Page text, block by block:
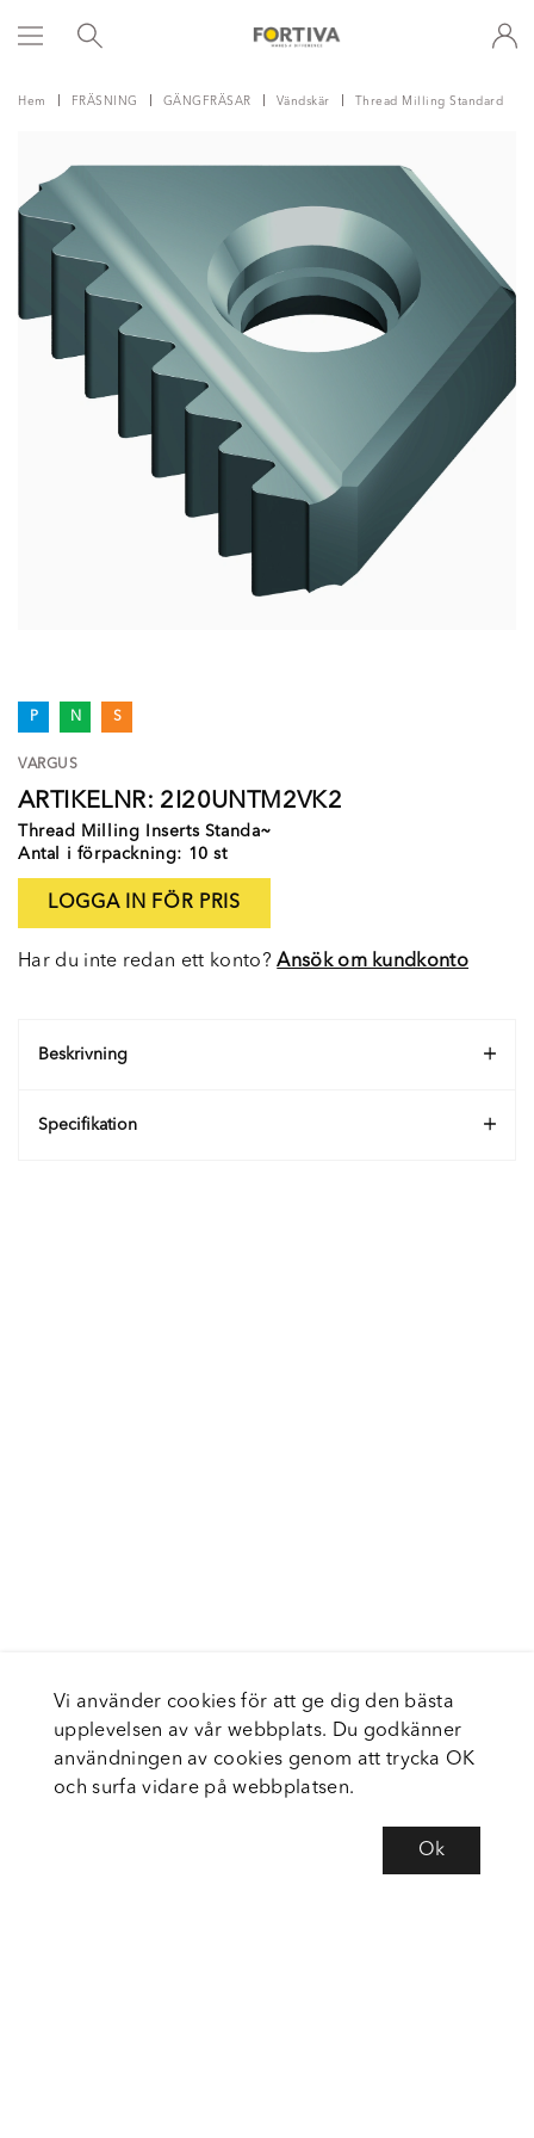
Hem FRÄSNING GÄNGFRÄSAR Vändskär Thread Milling Standard
P N S
VARGUS
ARTIKELNR: 2I20UNTM2VK2
Thread Milling Inserts Standa~
Antal i förpackning: 10 st
LOGGA IN FÖR PRIS
Har du inte redan ett konto?Ansök om kundkonto
Beskrivning
Specifikation
Vi använder cookies för att ge dig den bästa
upplevelsen av vår webbplats. Du godkänner
användningen av cookies genom att trycka OK
och surfa vidare på webbplatsen.
Ok